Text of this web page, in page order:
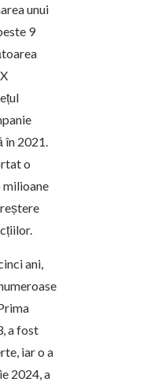
unui
9
în 2021.
o
milioane
ani,
a fost
iar o a
2024, a